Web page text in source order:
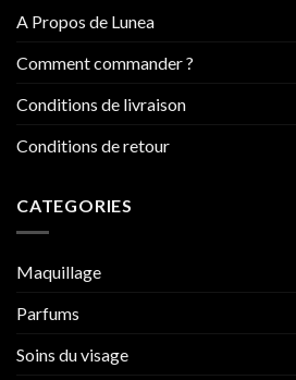
A Propos de Lunea
Comment commander ?
Conditions de livraison
Conditions de retour
CATEGORIES
Maquillage
Parfums
Soins du visage